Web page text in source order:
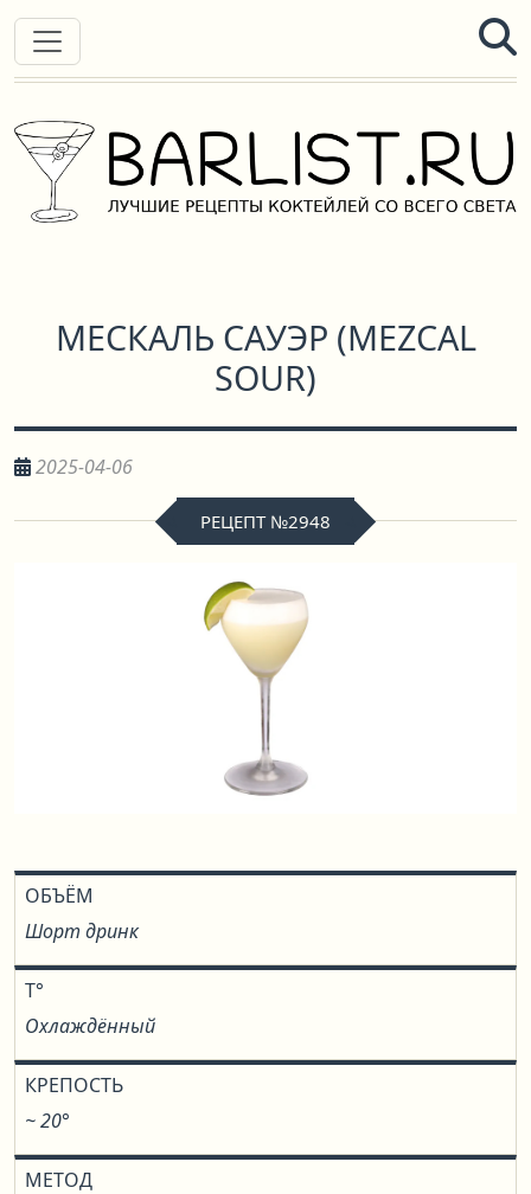
МЕСКАЛЬ САУЭР (MEZCAL
SOUR)
2025-04-06
РЕЦЕПТ №2948
ОБЪЁМ
Шорт дринк
T°
Охлаждённый
КРЕПОСТЬ
~ 20°
МЕТОД